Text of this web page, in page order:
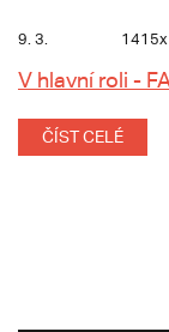
9. 3. 1415x
V hlavní roli -
ČÍST CELÉ